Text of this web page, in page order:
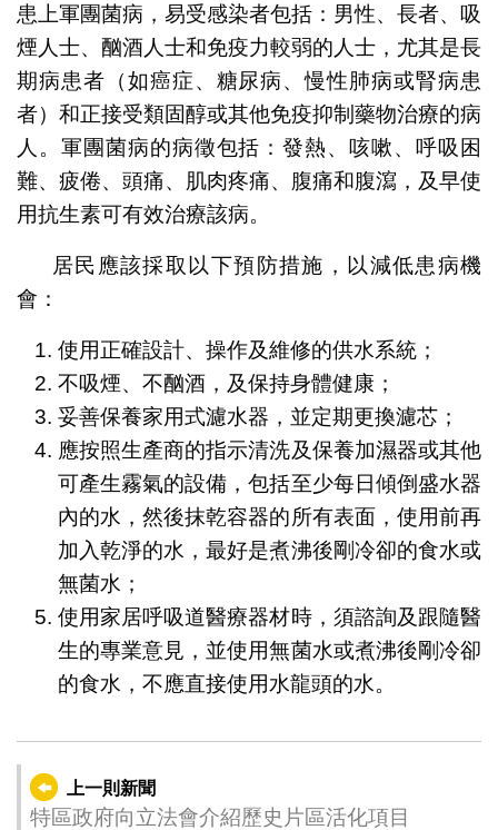
患上軍團菌病，易受感染者包括：男性、長者、吸
煙人士、酗酒人士和免疫力較弱的人士，尤其是長
期病患者（如癌症、糖尿病、慢性肺病或腎病患
者）和正接受類固醇或其他免疫抑制藥物治療的病
人。軍團菌病的病徵包括：發熱、咳嗽、呼吸困
難、疲倦、頭痛、肌肉疼痛、腹痛和腹瀉，及早使
用抗生素可有效治療該病。
居民應該採取以下預防措施，以減低患病機
會：
使用正確設計、操作及維修的供水系統；
不吸煙、不酗酒，及保持身體健康；
妥善保養家用式濾水器，並定期更換濾芯；
應按照生產商的指示清洗及保養加濕器或其他
可產生霧氣的設備，包括至少每日傾倒盛水器
內的水，然後抹乾容器的所有表面，使用前再
加入乾淨的水，最好是煮沸後剛冷卻的食水或
無菌水；
使用家居呼吸道醫療器材時，須諮詢及跟隨醫
生的專業意見，並使用無菌水或煮沸後剛冷卻
的食水，不應直接使用水龍頭的水。
上一則新聞
特區政府向立法會介紹歷史片區活化項目